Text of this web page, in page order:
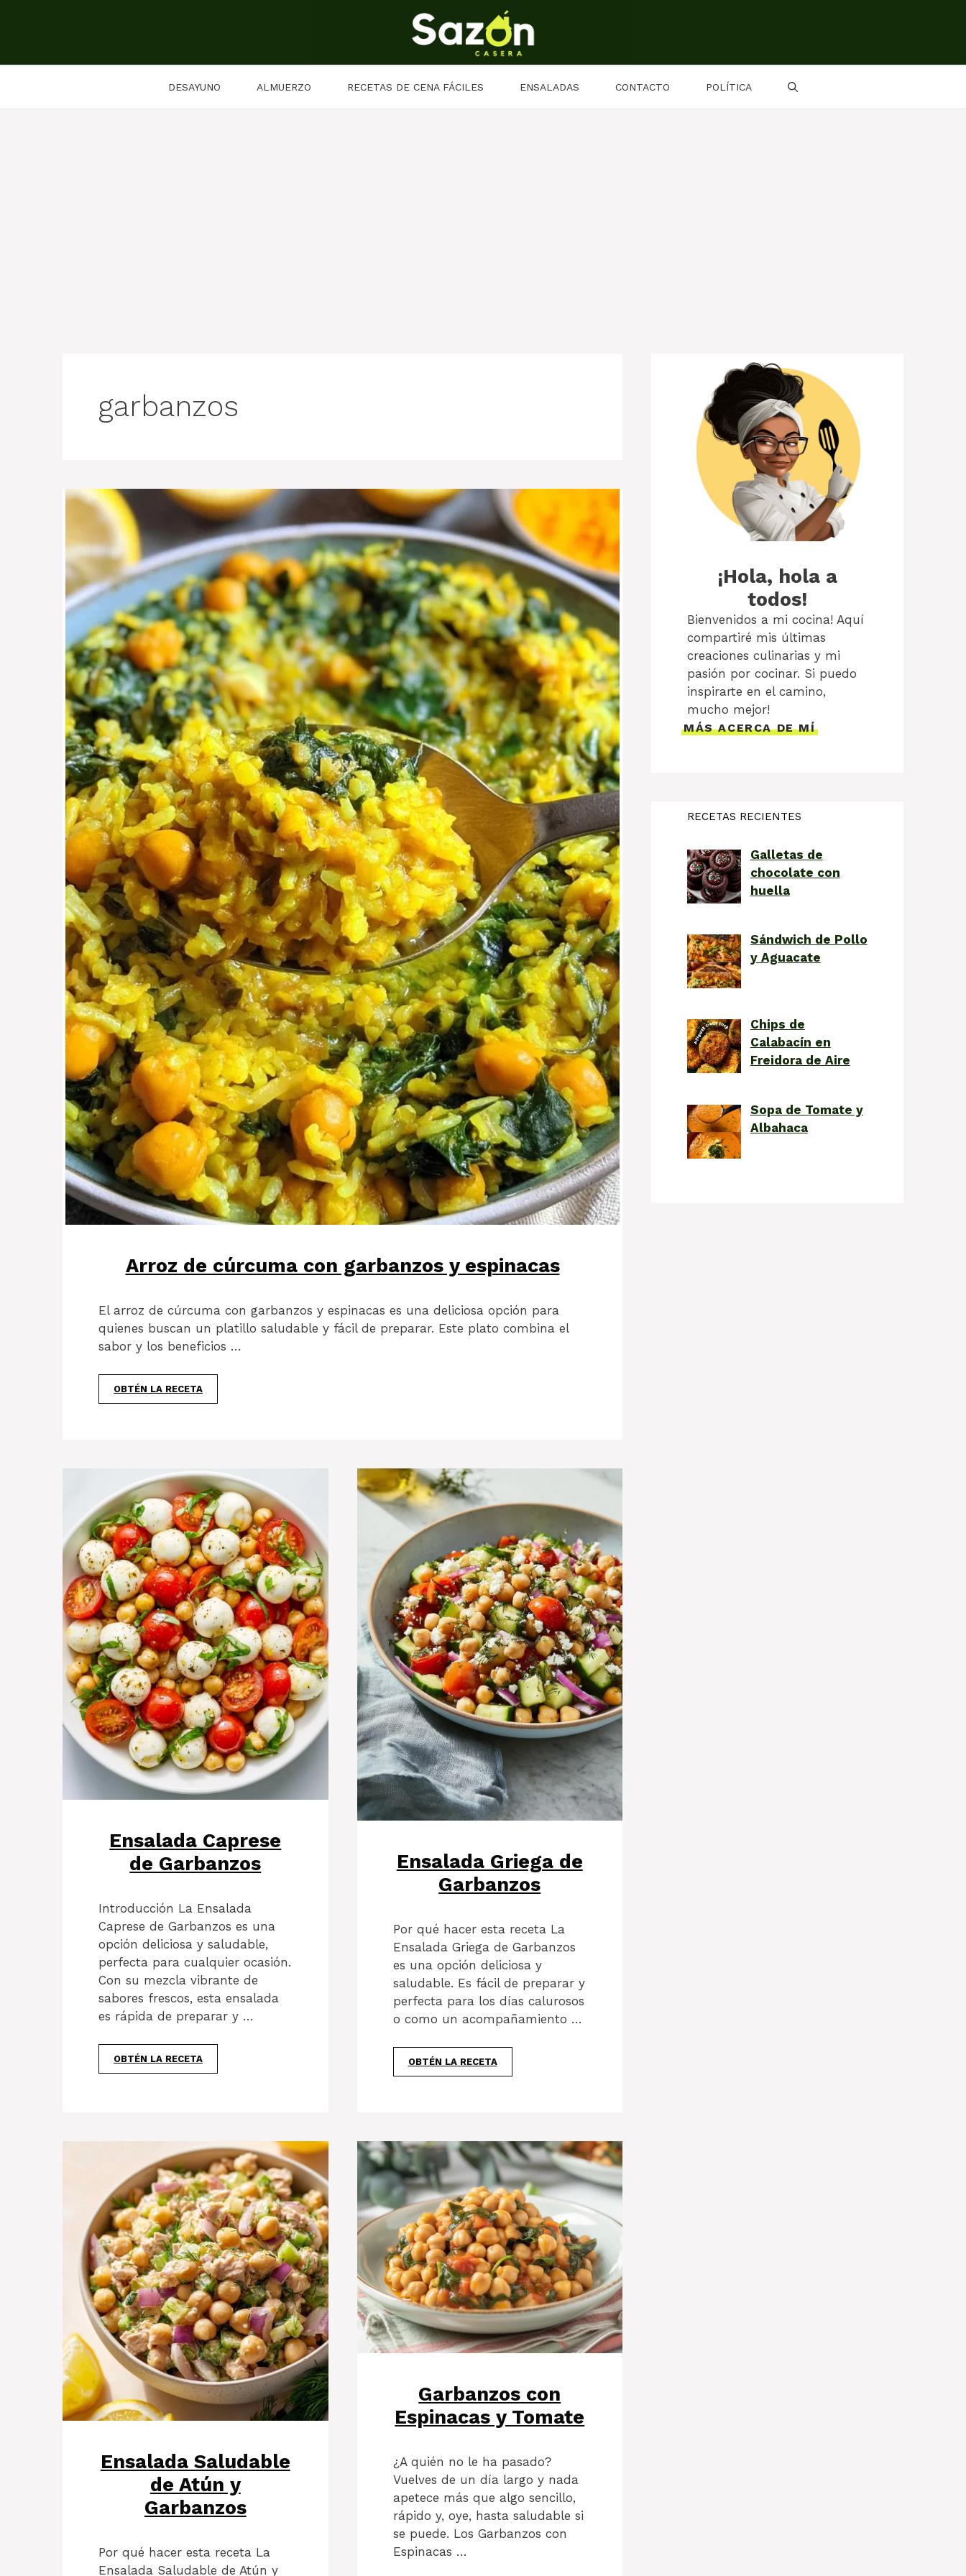
DESAYUNO ALMUERZO RECETAS DE CENA FÁCILES ENSALADAS CONTACTO POLÍTICA
garbanzos
Arroz de cúrcuma con garbanzos y espinacas
El arroz de cúrcuma con garbanzos y espinacas es una deliciosa opción para
quienes buscan un platillo saludable y fácil de preparar. Este plato combina el
sabor y los beneficios …
OBTÉN LA RECETA
Ensalada Caprese
de Garbanzos
Introducción La Ensalada
Caprese de Garbanzos es una
opción deliciosa y saludable,
perfecta para cualquier ocasión.
Con su mezcla vibrante de
sabores frescos, esta ensalada
es rápida de preparar y …
OBTÉN LA RECETA
Ensalada Griega de
Garbanzos
Por qué hacer esta receta La
Ensalada Griega de Garbanzos
es una opción deliciosa y
saludable. Es fácil de preparar y
perfecta para los días calurosos
o como un acompañamiento …
OBTÉN LA RECETA
Ensalada Saludable
de Atún y
Garbanzos
Por qué hacer esta receta La
Ensalada Saludable de Atún y
Garbanzos con
Espinacas y Tomate
¿A quién no le ha pasado?
Vuelves de un día largo y nada
apetece más que algo sencillo,
rápido y, oye, hasta saludable si
se puede. Los Garbanzos con
Espinacas …
¡Hola, hola a
todos!
Bienvenidos a mi cocina! Aquí
compartiré mis últimas
creaciones culinarias y mi
pasión por cocinar. Si puedo
inspirarte en el camino,
mucho mejor!
MÁS ACERCA DE MÍ
RECETAS RECIENTES
Galletas de
chocolate con
huella
Sándwich de Pollo
y Aguacate
Chips de
Calabacín en
Freidora de Aire
Sopa de Tomate y
Albahaca